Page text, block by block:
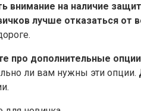
внимание на наличие
лучше отказаться от
про дополнительные
ли вам нужны эти опции.​